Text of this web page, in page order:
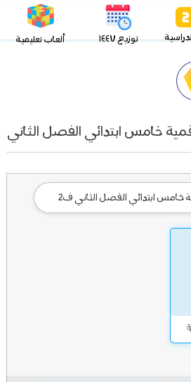
توزيع ١٤٤٧ ألعاب تعليمية
خامس ابتدائي الفصل الثاني
خامس ابتدائي الفصل الثاني ف2